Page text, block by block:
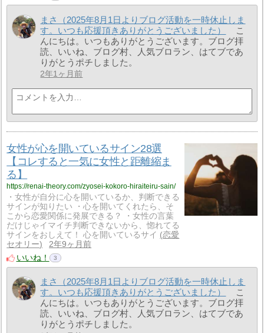
まさ（2025年8月1日よりブログ活動を一時休止しま
す。いつも応援頂きありがとうございました）
こ
んにちは。いつもありがとうございます。ブログ拝
読、いいね、ブログ村、人気ブロラン、はてブであ
りがとうポチしました。
2年1ヶ月前
女性が心を開いているサイン28選
【コレすると一気に女性と距離縮ま
る】
https://renai-theory.com/zyosei-kokoro-hiraiteiru-sain/
・女性が自分に心を開いているか、判断できる
サインが知りたい ・心を開いてくれたら、そ
こから恋愛関係に発展できる？ ・女性の言葉
だけじゃイマイチ判断できないから、惚れてる
サインをおしえて！ 心を開いているサイ
恋愛
セオリー
2年9ヶ月前
いいね！
3
まさ（2025年8月1日よりブログ活動を一時休止しま
す。いつも応援頂きありがとうございました）
こ
んにちは。いつもありがとうございます。ブログ拝
読、いいね、ブログ村、人気ブロラン、はてブであ
りがとうポチしました。